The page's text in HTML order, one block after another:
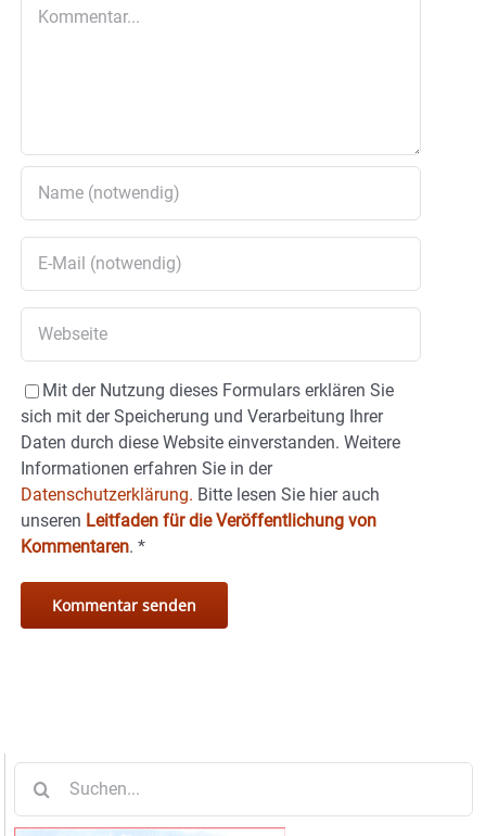
Mit der Nutzung dieses Formulars erklären Sie
sich mit der Speicherung und Verarbeitung Ihrer
Daten durch diese Website einverstanden. Weitere
Informationen erfahren Sie in der
Datenschutzerklärung. Bitte lesen Sie hier auch
unseren Leitfaden für die Veröffentlichung von
Kommentaren. *
nach: